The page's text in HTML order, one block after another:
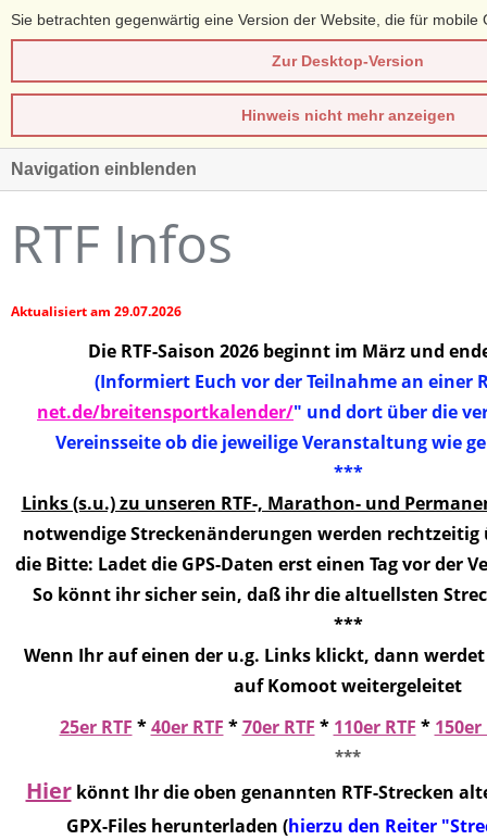
Sie betrachten gegenwärtig eine Version der Website, die für mobile
Zur Desktop-Version
Hinweis nicht mehr anzeigen
Navigation einblenden
RTF Infos
Aktualisiert am 29.07.2026
Die RTF-Saison 2026 beginnt im März und
(Informiert Euch vor der Teilnahme an einer
net.de/breitensportkalender/" und dort über die
Vereinsseite ob die jeweilige Veranstaltung wie
***
Links (s.u.) zu unseren RTF-, Marathon- und
notwendige Streckenänderungen werden
die Bitte: Ladet die GPS-Daten erst einen Tag vor der
So könnt ihr sicher sein, daß ihr die altuellsten
***
Wenn Ihr auf einen der u.g. Links klickt, dann werdet
auf Komoot weitergeleitet
25er RTF *40er RTF *70er RTF * 110er RTF * 150er
***
Hierkönnt Ihr die oben genannten RTF-Strecken
GPX-Files herunterladen (hierzu den Reiter